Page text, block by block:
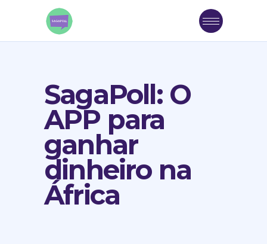
SagaPoll: O
APP para
ganhar
dinheiro na
África